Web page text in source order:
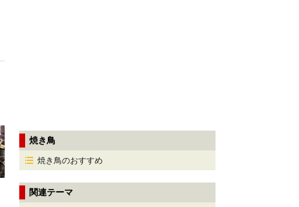
焼き鳥
焼き鳥のおすすめ
関連テーマ